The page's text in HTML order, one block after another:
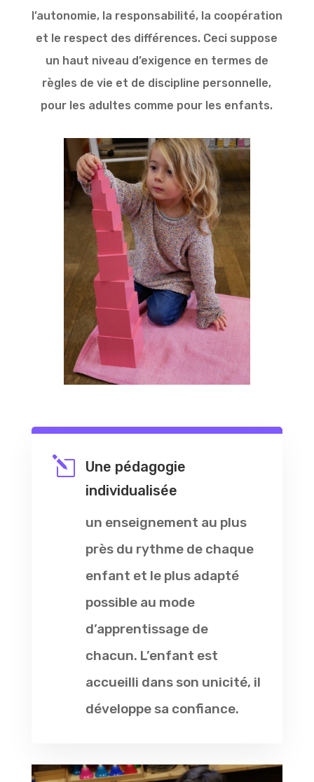
l’autonomie, la responsabilité, la coopération
et le respect des différences. Ceci suppose
un haut niveau d’exigence en termes de
règles de vie et de discipline personnelle,
pour les adultes comme pour les enfants.
l
Une pédagogie
individualisée
un enseignement au plus
près du rythme de chaque
enfant et le plus adapté
possible au mode
d’apprentissage de
chacun. L’enfant est
accueilli dans son unicité, il
développe sa confiance.